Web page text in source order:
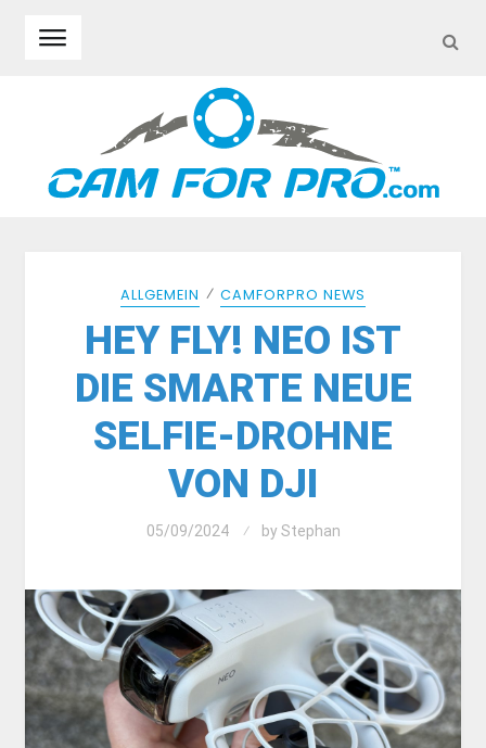
ALLGEMEIN ⁄ CAMFORPRO NEWS
HEY FLY! NEO IST
DIE SMARTE NEUE
SELFIE-DROHNE
VON DJI
05/09/2024 by Stephan